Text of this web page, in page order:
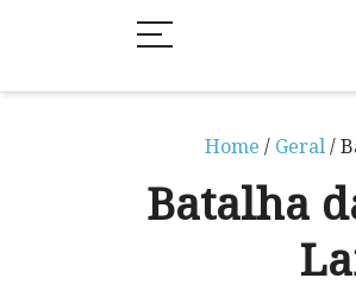
Home / Geral/
Batalha